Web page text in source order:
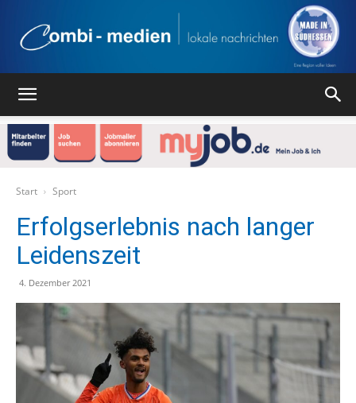
Start Sport
Erfolgserlebnis nach langer
Leidenszeit
4. Dezember 2021